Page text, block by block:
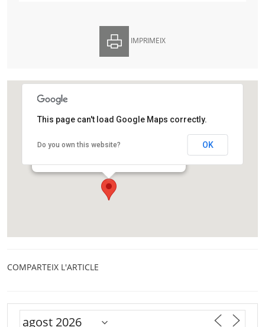
IMPRIMEIX
Institut Català d’Investigació Química (ICIQ)
Av. Païsis Catalans 16
This page can't load Google Maps correctly.
Do you own this website? OK
COMPARTEIX L'ARTICLE